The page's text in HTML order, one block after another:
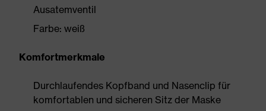
Ausatemventil
Farbe: weiß
Komfortmerkmale
Durchlaufendes Kopfband und Nasenclip für
komfortablen und sicheren Sitz der Maske